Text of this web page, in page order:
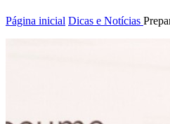
Página inicial Dicas e Notícias